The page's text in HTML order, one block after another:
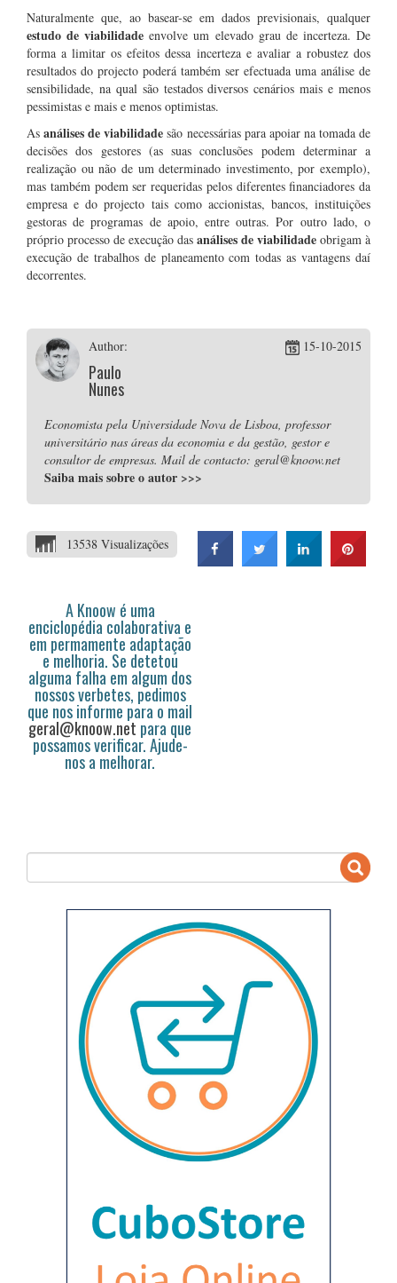
Naturalmente que, ao basear-se em dados previsionais, qualquer
estudo de viabilidade envolve um elevado grau de incerteza. De
forma a limitar os efeitos dessa incerteza e avaliar a robustez dos
resultados do projecto poderá também ser efectuada uma análise de
sensibilidade, na qual são testados diversos cenários mais e menos
pessimistas e mais e menos optimistas.
Asanálises de viabilidade são necessárias para apoiar na tomada de
decisões dos gestores (as suas conclusões podem determinar a
realização ou não de um determinado investimento, por exemplo),
mas também podem ser requeridas pelos diferentes financiadores da
empresa e do projecto tais como accionistas, bancos, instituições
gestoras de programas de apoio, entre outras. Por outro lado, o
próprio processo de execução das análises de viabilidade obrigam à
execução de trabalhos de planeamento com todas as vantagens daí
decorrentes.
Author:
Paulo
Nunes
15-10-2015
Economista pela Universidade Nova de Lisboa, professor
universitário nas áreas da economia e da gestão, gestor e
consultor de empresas. Mail de contacto: geral@knoow.net
Saiba mais sobre o autor >>>
13538 Visualizações
A Knoow é uma
enciclopédia colaborativa e
em permamente adaptação
e melhoria. Se detetou
alguma falha em algum dos
nossos verbetes, pedimos
que nos informe para o mail
geral@knoow.net para que
possamos verificar. Ajude-
nos a melhorar.